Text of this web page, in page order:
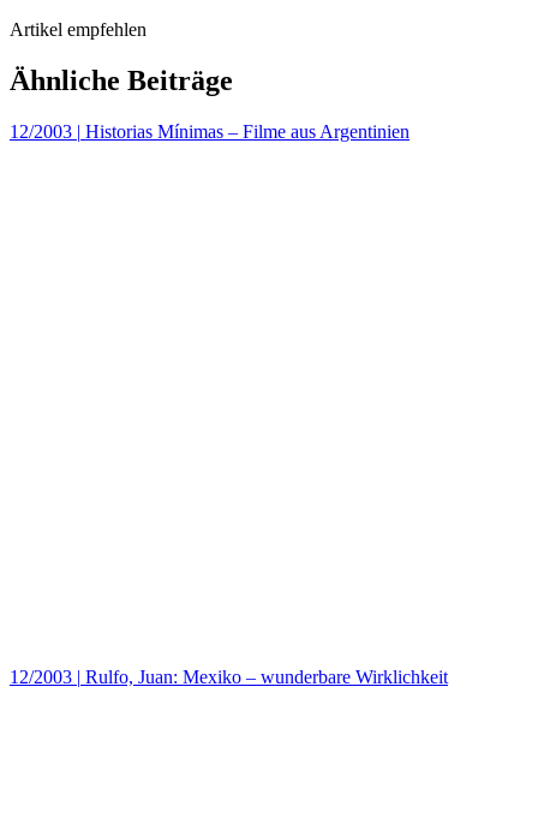
Artikel empfehlen
Ähnliche Beiträge
12/2003 | Historias Mínimas – Filme aus Argentinien
12/2003 | Rulfo, Juan: Mexiko – wunderbare Wirklichkeit